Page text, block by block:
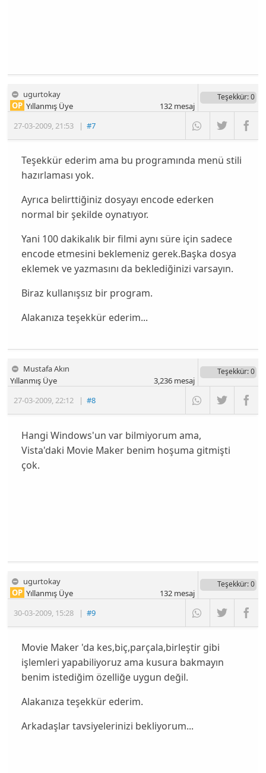
ugurtokay
27-03-2009,21:53 |#7
OP Yıllanmış Üye
Teşekkür: 0
132mesaj
Teşekkür ederim ama bu programında menü stili
hazırlaması yok.
Ayrıca belirttiğiniz dosyayı encode ederken
normal bir şekilde oynatıyor.
Yani 100 dakikalık bir filmi aynı süre için sadece
encode etmesini beklemeniz gerek.Başka dosya
eklemek ve yazmasını da beklediğinizi varsayın.
Biraz kullanışsız bir program.
Alakanıza teşekkür ederim...
Mustafa Akın
27-03-2009,22:12 |#8
Yıllanmış Üye
Teşekkür: 0
3,236mesaj
Hangi Windows'un var bilmiyorum ama,
Vista'daki Movie Maker benim hoşuma gitmişti
çok.
ugurtokay
30-03-2009, 15:28 |#9
OP Yıllanmış Üye
Teşekkür: 0
132mesaj
Movie Maker 'da kes,biç,parçala,birleştir gibi
işlemleri yapabiliyoruz ama kusura bakmayın
benim istediğim özelliğe uygun değil.
Alakanıza teşekkür ederim.
Arkadaşlar tavsiyelerinizi bekliyorum...